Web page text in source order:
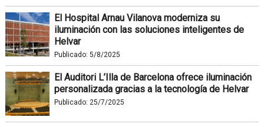
El Hospital Arnau Vilanova moderniza su
iluminación con las soluciones inteligentes de
Helvar
Publicado: 5/8/2025
El Auditori L’Illa de Barcelona ofrece iluminación
personalizada gracias a la tecnología de Helvar
Publicado: 25/7/2025